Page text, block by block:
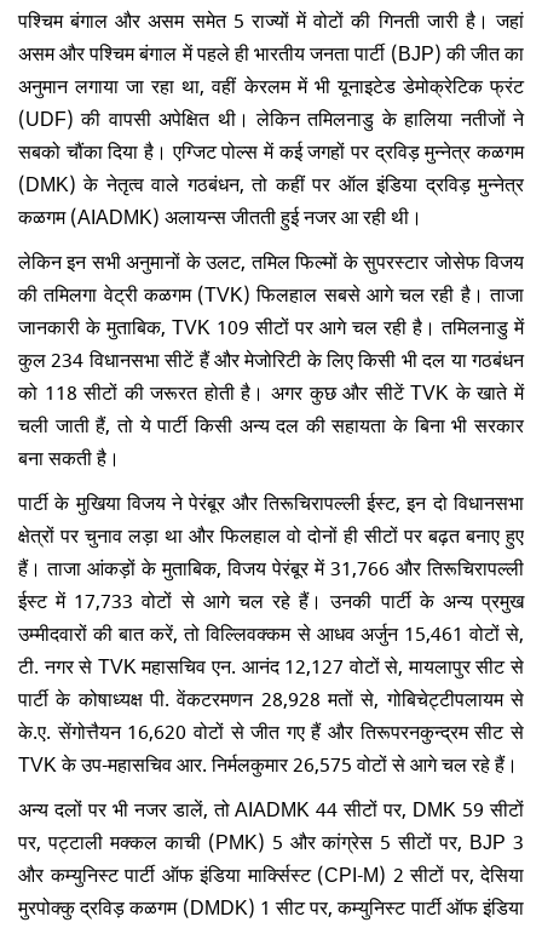
पश्चिम बंगाल और असम समेत 5 राज्यों में वोटों की गिनती जारी है। जहां
असम और पश्चिम बंगाल में पहले ही भारतीय जनता पार्टी (BJP) की जीत का
अनुमान लगाया जा रहा था, वहीं केरलम में भी यूनाइटेड डेमोक्रेटिक फ्रंट
(UDF) की वापसी अपेक्षित थी। लेकिन तमिलनाडु के हालिया नतीजों ने
सबको चौंका दिया है। एग्जिट पोल्स में कई जगहों पर द्रविड़ मुन्नेत्र कळगम
(DMK) के नेतृत्व वाले गठबंधन, तो कहीं पर ऑल इंडिया द्रविड़ मुन्नेत्र
कळगम (AIADMK) अलायन्स जीतती हुई नजर आ रही थी।
लेकिन इन सभी अनुमानों के उलट, तमिल फिल्मों के सुपरस्टार जोसेफ विजय
की तमिलगा वेट्री कळगम (TVK) फिलहाल सबसे आगे चल रही है। ताजा
जानकारी के मुताबिक, TVK 109 सीटों पर आगे चल रही है। तमिलनाडु में
कुल 234 विधानसभा सीटें हैं और मेजोरिटी के लिए किसी भी दल या गठबंधन
को 118 सीटों की जरूरत होती है। अगर कुछ और सीटें TVK के खाते में
चली जाती हैं, तो ये पार्टी किसी अन्य दल की सहायता के बिना भी सरकार
बना सकती है।
पार्टी के मुखिया विजय ने पेरंबूर और तिरूचिरापल्ली ईस्ट, इन दो विधानसभा
क्षेत्रों पर चुनाव लड़ा था और फिलहाल वो दोनों ही सीटों पर बढ़त बनाए हुए
हैं। ताजा आंकड़ों के मुताबिक, विजय पेरंबूर में 31,766 और तिरूचिरापल्ली
ईस्ट में 17,733 वोटों से आगे चल रहे हैं। उनकी पार्टी के अन्य प्रमुख
उम्मीदवारों की बात करें, तो विल्लिवक्कम से आधव अर्जुन 15,461 वोटों से,
टी. नगर से TVK महासचिव एन. आनंद 12,127 वोटों से, मायलापुर सीट से
पार्टी के कोषाध्यक्ष पी. वेंकटरमणन 28,928 मतों से, गोबिचेट्टीपलायम से
के.ए. सेंगोत्तैयन 16,620 वोटों से जीत गए हैं और तिरूपरनकुन्द्रम सीट से
TVK के उप-महासचिव आर. निर्मलकुमार 26,575 वोटों से आगे चल रहे हैं।
अन्य दलों पर भी नजर डालें, तो AIADMK 44 सीटों पर, DMK 59 सीटों
पर, पट्टाली मक्कल काची (PMK) 5 और कांग्रेस 5 सीटों पर, BJP 3
और कम्युनिस्ट पार्टी ऑफ इंडिया मार्क्सिस्ट (CPI-M) 2 सीटों पर, देसिया
मुरपोक्कु द्रविड़ कळगम (DMDK) 1 सीट पर, कम्युनिस्ट पार्टी ऑफ इंडिया